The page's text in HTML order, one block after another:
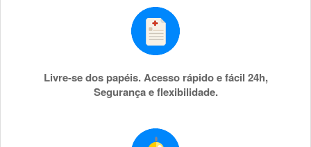
Livre-se dos papéis. Acesso rápido e fácil 24h,
Segurança e flexibilidade.